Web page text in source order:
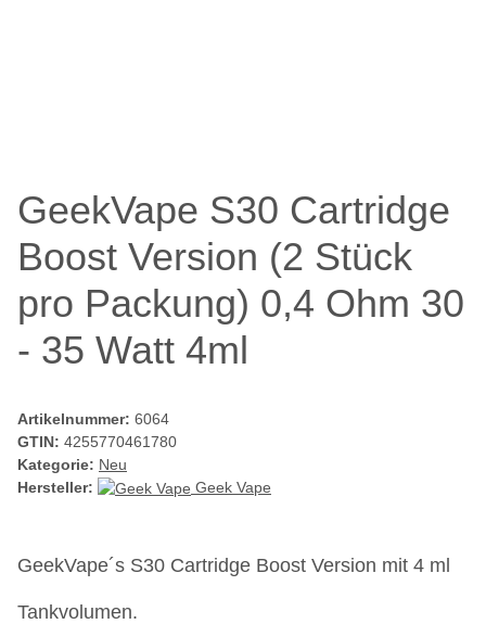
GeekVape S30 Cartridge
Boost Version (2 Stück
pro Packung) 0,4 Ohm 30
- 35 Watt 4ml
Artikelnummer: 6064
GTIN: 4255770461780
Kategorie: Neu
Hersteller:
Geek Vape
GeekVape´s S30 Cartridge Boost Version mit 4 ml
Tankvolumen.